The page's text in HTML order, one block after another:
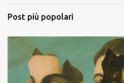
Post più popolari